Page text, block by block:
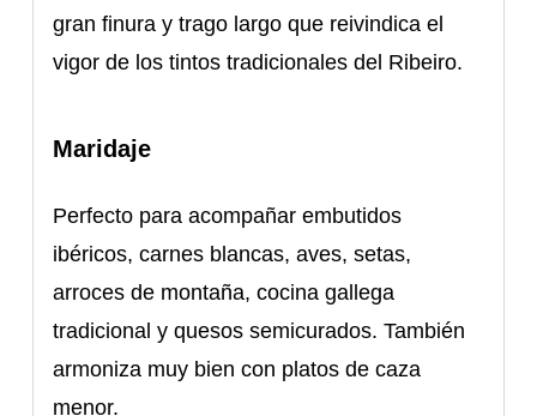
gran finura y trago largo que reivindica el
vigor de los tintos tradicionales del Ribeiro.
Maridaje
Perfecto para acompañar embutidos
ibéricos, carnes blancas, aves, setas,
arroces de montaña, cocina gallega
tradicional y quesos semicurados. También
armoniza muy bien con platos de caza
menor.